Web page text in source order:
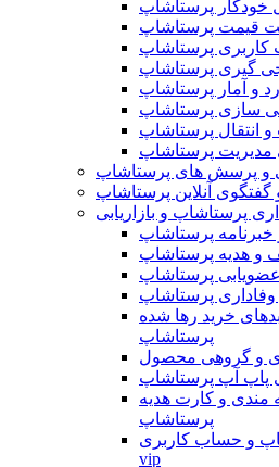
خودکار پرستاشاپ
قیمت پرستاشاپ
پرستاشاپ
گیری پرستاشاپ
و آمار پرستاشاپ
سازی پرستاشاپ
انتقال پرستاشاپ
مدیریت پرستاشاپ
و پرسش های پرستاشاپ
گفتگوی آنلاین پرستاشاپ
پرستاشاپ و بازاریابی
پرستاشاپ
و هدیه پرستاشاپ
عضویابی پرستاشاپ
وفاداری پرستاشاپ
خرید رها شده
پرستاشاپ
و گروهی محصول
پاپ آپ پرستاشاپ
مندی و کارت هدیه
پرستاشاپ
و حساب کاربری
vip